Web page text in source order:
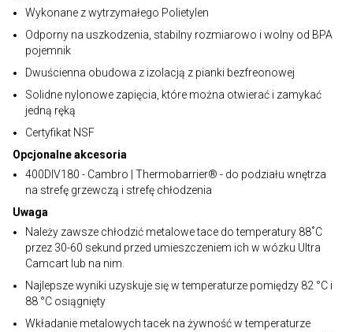
Wykonane z wytrzymałego Polietylen
Odporny na uszkodzenia, stabilny rozmiarowo i wolny od BPA
pojemnik
Dwuścienna obudowa z izolacją z pianki bezfreonowej
Solidne nylonowe zapięcia, które można otwierać i zamykać
jedną ręką
Certyfikat NSF
Opcjonalne akcesoria
400DIV180 - Cambro | Thermobarrier® - do podziału wnętrza
na strefę grzewczą i strefę chłodzenia
Uwaga
Należy zawsze chłodzić metalowe tace do temperatury 88˚C
przez 30-60 sekund przed umieszczeniem ich w wózku Ultra
Camcart lub na nim.
Najlepsze wyniki uzyskuje się w temperaturze pomiędzy 82 °C i
88 °C osiągnięty
Wkładanie metalowych tacek na żywność w temperaturze